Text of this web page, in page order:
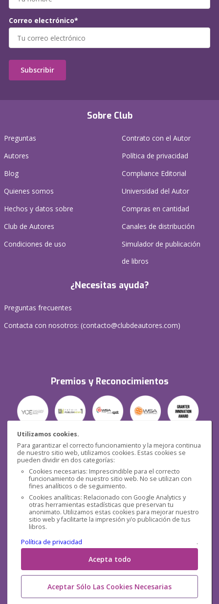
Utilizamos cookies.
Para garantizar el correcto funcionamiento y la mejora continua
de nuestro sitio web, utilizamos cookies. Estas cookies se
pueden dividir en dos categorías:
Cookies necesarias: Imprescindible para el correcto
funcionamiento de nuestro sitio web. No se utilizan con
fines analíticos o de seguimiento.
Cookies analíticas: Relacionado con Google Analytics y
otras herramientas estadísticas que preservan tu
anonimato. Utilizamos estas cookies para mejorar nuestro
sitio web y facilitarte la impresión y/o publicación de tus
libros.
Política de privacidad
.
Acepta todo
Aceptar Sólo Las Cookies Necesarias
Sobre Club
Preguntas
Autores
Blog
Quienes somos
Hechos y datos sobre
Club de Autores
Condiciones de uso
Contrato con el Autor
Política de privacidad
Compliance Editorial
Universidad del Autor
Compras en cantidad
Canales de distribución
Simulador de publicación
de libros
¿Necesitas ayuda?
Preguntas frecuentes
Contacta con nosotros: (contacto@clubdeautores.com)
Premios y Reconocimientos
Seguridad
Redes sociales
Correo electrónico*
Subscribir